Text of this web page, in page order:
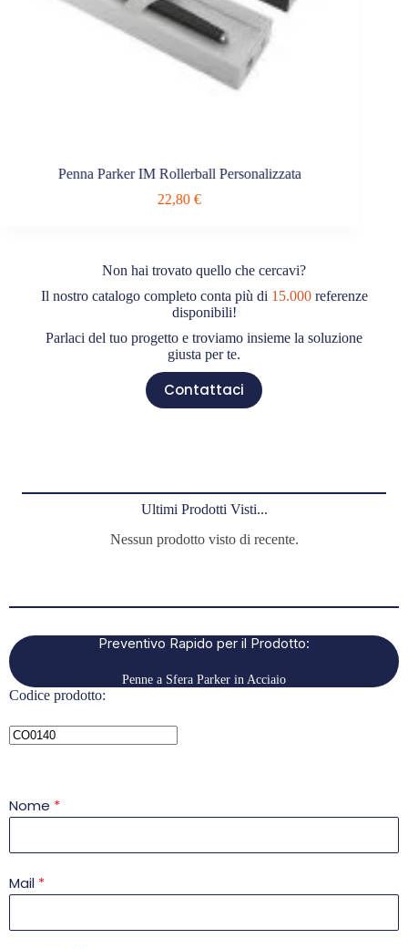
Penna Parker IM Rollerball Personalizzata
22,80€
Non hai trovato quello che cercavi?
Il nostro catalogo completo conta più di 15.000referenze
disponibili!
Parlaci del tuo progetto e troviamo insieme la soluzione
giusta per te.
Contattaci
Ultimi Prodotti Visti...
Nessun prodotto visto di recente.
Preventivo Rapido per il Prodotto:
Penne a Sfera Parker in Acciaio
Codice prodotto:
Nome *
Mail *